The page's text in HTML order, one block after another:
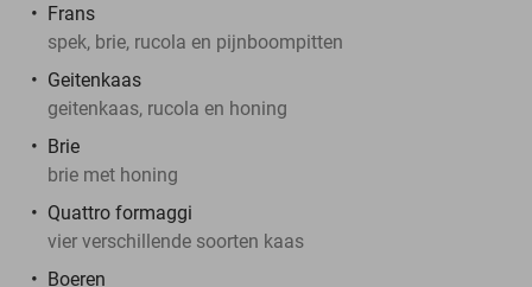
Frans
spek, brie, rucola en pijnboompitten
Geitenkaas
geitenkaas, rucola en honing
Brie
brie met honing
Quattro formaggi
vier verschillende soorten kaas
Boeren